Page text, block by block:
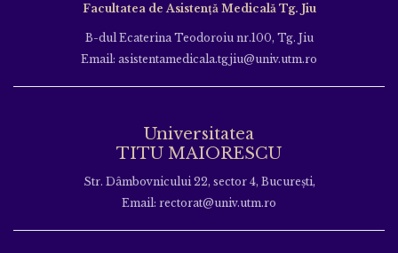
Facultatea de Asistență Medicală Tg. Jiu
B-dul Ecaterina Teodoroiu nr.100, Tg. Jiu
Email: asistentamedicala.tgjiu@univ.utm.ro
Universitatea
TITU MAIORESCU
Str. Dâmbovnicului 22, sector 4, București,
Email: rectorat@univ.utm.ro